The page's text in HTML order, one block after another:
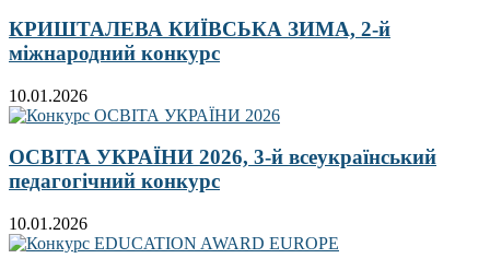
КРИШТАЛЕВА КИЇВСЬКА ЗИМА, 2-й
міжнародний конкурс
10.01.2026
ОСВІТА УКРАЇНИ 2026, 3-й всеукраїнський
педагогічний конкурс
10.01.2026